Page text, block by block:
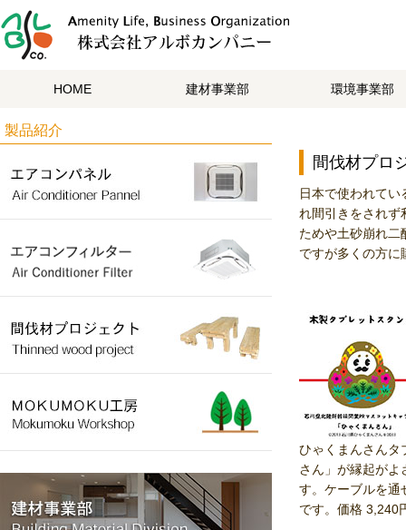
HOME 建材事業部 環境事業部
間伐材プロ
日本で使われて
れ間引きをされず
ためや土砂崩れ二
ですが多くの方に
ひゃくまんさんタ
さん」が縁起がよ
す。ケーブルを通
です。価格 3,240
製品紹介